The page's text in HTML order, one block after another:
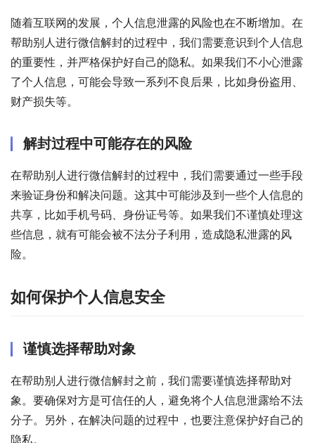
随着互联网的发展，个人信息泄露的风险也在不断增加。在
帮助别人进行微信解封的过程中，我们需要意识到个人信息
的重要性，并严格保护好自己的隐私。如果我们不小心泄露
了个人信息，可能会导致一系列不良后果，比如身份盗用、
财产损失等。
解封过程中可能存在的风险
在帮助别人进行微信解封的过程中，我们需要通过一些手段
来验证身份和解决问题。这其中可能涉及到一些个人信息的
共享，比如手机号码、身份证号等。如果我们不谨慎处理这
些信息，就有可能会被不法分子利用，造成隐私泄露的风
险。
如何保护个人信息安全
谨慎选择帮助对象
在帮助别人进行微信解封之前，我们需要谨慎选择帮助对
象。要确保对方是可信任的人，避免将个人信息泄露给不法
分子。另外，在解决问题的过程中，也要注意保护好自己的
隐私。